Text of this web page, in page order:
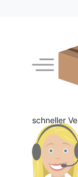
schneller